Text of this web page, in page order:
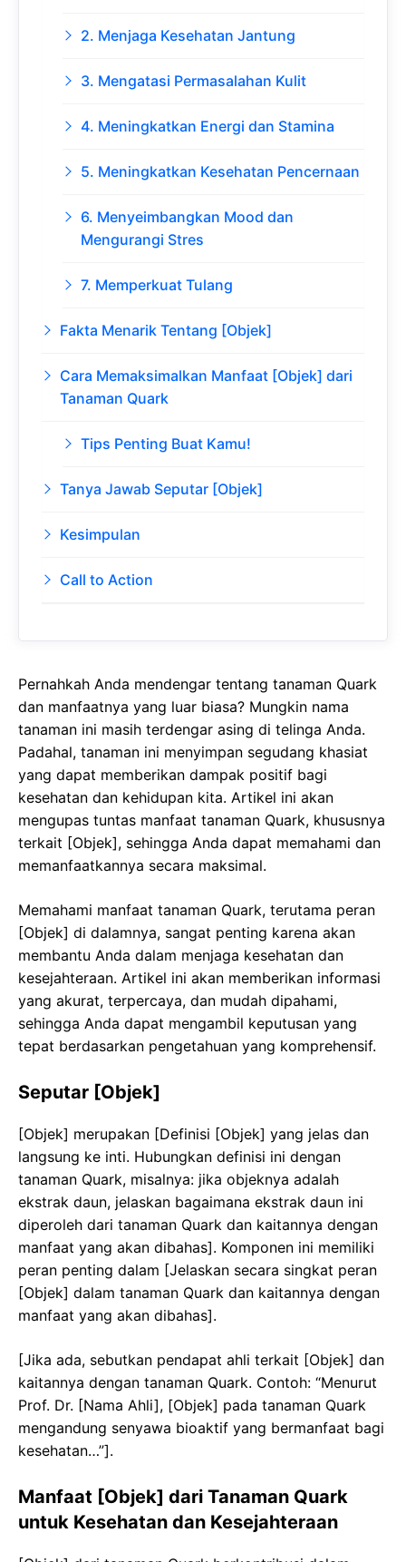
2. Menjaga Kesehatan Jantung
3. Mengatasi Permasalahan Kulit
4. Meningkatkan Energi dan Stamina
5. Meningkatkan Kesehatan Pencernaan
6. Menyeimbangkan Mood dan
Mengurangi Stres
7. Memperkuat Tulang
Fakta Menarik Tentang [Objek]
Cara Memaksimalkan Manfaat [Objek] dari
Tanaman Quark
Tips Penting Buat Kamu!
Tanya Jawab Seputar [Objek]
Kesimpulan
Call to Action
Pernahkah Anda mendengar tentang tanaman Quark
dan manfaatnya yang luar biasa? Mungkin nama
tanaman ini masih terdengar asing di telinga Anda.
Padahal, tanaman ini menyimpan segudang khasiat
yang dapat memberikan dampak positif bagi
kesehatan dan kehidupan kita. Artikel ini akan
mengupas tuntas manfaat tanaman Quark, khususnya
terkait [Objek], sehingga Anda dapat memahami dan
memanfaatkannya secara maksimal.
Memahami manfaat tanaman Quark, terutama peran
[Objek] di dalamnya, sangat penting karena akan
membantu Anda dalam menjaga kesehatan dan
kesejahteraan. Artikel ini akan memberikan informasi
yang akurat, terpercaya, dan mudah dipahami,
sehingga Anda dapat mengambil keputusan yang
tepat berdasarkan pengetahuan yang komprehensif.
Seputar [Objek]
[Objek] merupakan [Definisi [Objek] yang jelas dan
langsung ke inti. Hubungkan definisi ini dengan
tanaman Quark, misalnya: jika objeknya adalah
ekstrak daun, jelaskan bagaimana ekstrak daun ini
diperoleh dari tanaman Quark dan kaitannya dengan
manfaat yang akan dibahas]. Komponen ini memiliki
peran penting dalam [Jelaskan secara singkat peran
[Objek] dalam tanaman Quark dan kaitannya dengan
manfaat yang akan dibahas].
[Jika ada, sebutkan pendapat ahli terkait [Objek] dan
kaitannya dengan tanaman Quark. Contoh: “Menurut
Prof. Dr. [Nama Ahli], [Objek] pada tanaman Quark
mengandung senyawa bioaktif yang bermanfaat bagi
kesehatan…”].
Manfaat [Objek] dari Tanaman Quark
untuk Kesehatan dan Kesejahteraan